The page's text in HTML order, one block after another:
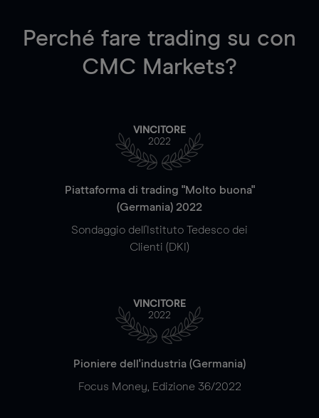
Perché fare trading su con
CMC Markets?
VINCITORE
2022
Piattaforma di trading "Molto buona"
(Germania) 2022
Sondaggio dell'Istituto Tedesco dei
Clienti (DKI)
VINCITORE
2022
Pioniere dell'industria (Germania)
Focus Money, Edizione 36/2022